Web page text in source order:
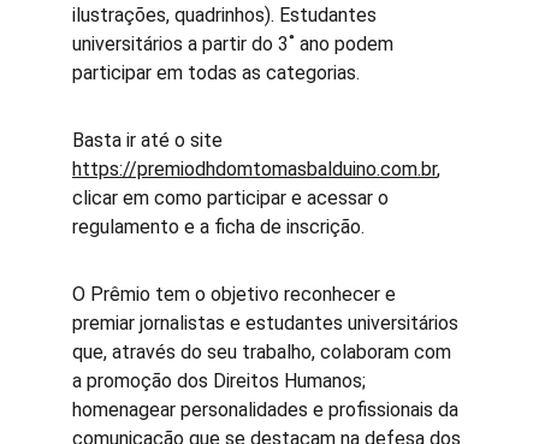
ilustrações, quadrinhos). Estudantes
universitários a partir do 3˚ ano podem
participar em todas as categorias.
Basta ir até o site
https://premiodhdomtomasbalduino.com.br,
clicar em como participar e acessar o
regulamento e a ficha de inscrição.
O Prêmio tem o objetivo reconhecer e
premiar jornalistas e estudantes universitários
que, através do seu trabalho, colaboram com
a promoção dos Direitos Humanos;
homenagear personalidades e profissionais da
comunicação que se destacam na defesa dos